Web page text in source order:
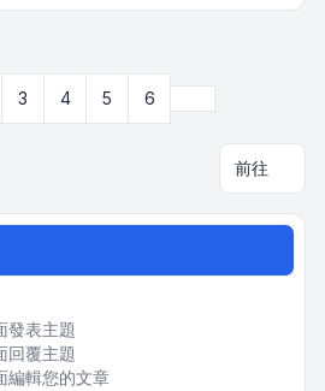
3 4 5 6
前往
發表主題
回覆主題
編輯您的文章